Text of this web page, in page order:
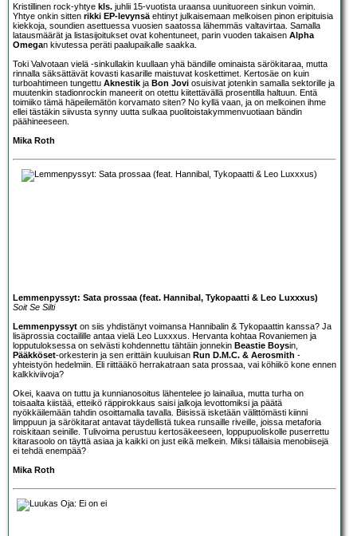
Kristillinen rock-yhtye kls. juhlii 15-vuotista uraansa uunituoreen sinkun voimin.
Yhtye onkin sitten rikki EP-levynsä ehtinyt julkaisemaan melkoisen pinon eripituisia
kiekkoja, soundien asettuessa vuosien saatossa lähemmäs valtavirtaa. Samalla
latausmäärät ja listasijoitukset ovat kohentuneet, parin vuoden takaisen Alpha
Omegan kivutessa peräti paalupaikalle saakka.
Toki Valvotaan vielä -sinkullakin kuullaan yhä bändille ominaista särökitaraa, mutta
rinnalla säksättävät kovasti kasarille maistuvat koskettimet. Kertosäe on kuin
turboahtimeen tungettu Aknestik ja Bon Jovi osuisivat jotenkin samalla sektorille ja
muutenkin stadionrockin maneerit on otettu kiitettävällä prosentilla haltuun. Entä
toimiiko tämä häpeilemätön korvamato siten? No kyllä vaan, ja on melkoinen ihme
ellei tästäkin siivusta synny uutta sulkaa puolitoistakymmenvuotiaan bändin
päähineeseen.
Mika Roth
Lemmenpyssyt: Sata prossaa (feat. Hannibal, Tykopaatti & Leo Luxxxus)
Soit Se Silti
Lemmenpyssyt on siis yhdistänyt voimansa Hannibalin & Tykopaattin kanssa? Ja
lisäprossia coctailille antaa vielä Leo Luxxxus. Hervanta kohtaa Rovaniemen ja
lopputuloksessa on selvästi kohdennettu tähtäin jonnekin Beastie Boysin,
Pääkköset-orkesterin ja sen erittäin kuuluisan Run D.M.C. & Aerosmith -
yhteistyön hedelmiin. Eli riittääkö herrakatraan sata prossaa, vai köhiikö kone ennen
kalkkiviivoja?
Okei, kaava on tuttu ja kunnianosoitus lähentelee jo lainailua, mutta turha on
toisaalta kiistää, etteikö räppirokkaus saisi jalkoja levottomiksi ja päätä
nyökkäilemään tahdin osoittamalla tavalla. Biisissä isketään välittömästi kiinni
limppuun ja särökitarat antavat täydellistä tukea runsaille riveille, joissa metaforia
roiskitaan seinille. Tulivoima perustuu kertosäkeeseen, loppupuoliskolle puserrettu
kitarasoolo on täyttä asiaa ja kaikki on just eikä melkein. Miksi tällaisia menobiisejä
ei tehdä enempää?
Mika Roth